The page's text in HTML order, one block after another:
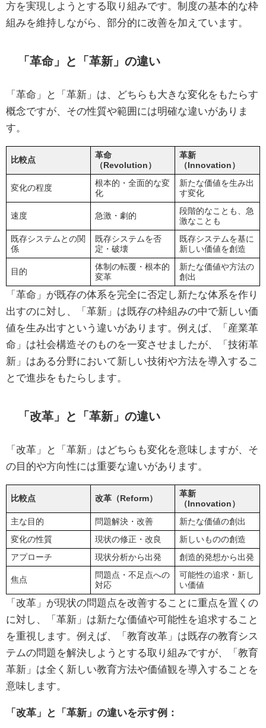
方を実現しようとする取り組みです。制度の基本的な枠
組みを維持しながら、部分的に改善を加えています。
「革命」と「革新」の違い
「革命」と「革新」は、どちらも大きな変化をもたらす
概念ですが、その性質や範囲には明確な違いがありま
す。
比較点
革命
（Revolution）
革新
（Innovation）
変化の程度
根本的・全面的な変
化
新たな価値を生み出
す変化
速度 急激・劇的
段階的なことも、急
激なことも
既存システムとの関
係
既存システムを否
定・破壊
既存システムを基に
新しい価値を創造
目的
体制の転覆・根本的
変革
新たな価値や方法の
創出
「革命」が既存の体系を完全に否定し新たな体系を作り
出すのに対し、「革新」は既存の枠組みの中で新しい価
値を生み出すという違いがあります。例えば、「産業革
命」は社会構造そのものを一変させましたが、「技術革
新」はある分野において新しい技術や方法を導入するこ
とで進歩をもたらします。
「改革」と「革新」の違い
「改革」と「革新」はどちらも変化を意味しますが、そ
の目的や方向性には重要な違いがあります。
比較点 改革（Reform）
革新
（Innovation）
主な目的 問題解決・改善 新たな価値の創出
変化の性質 現状の修正・改良 新しいものの創造
アプローチ 現状分析から出発 創造的発想から出発
焦点
問題点・不足点への
対応
可能性の追求・新し
い価値
「改革」が現状の問題点を改善することに重点を置くの
に対し、「革新」は新たな価値や可能性を追求すること
を重視します。例えば、「教育改革」は既存の教育シス
テムの問題を解決しようとする取り組みですが、「教育
革新」は全く新しい教育方法や価値観を導入することを
意味します。
「改革」と「革新」の違いを示す例：